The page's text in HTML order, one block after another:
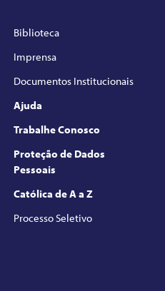
Biblioteca
Imprensa
Documentos Institucionais
Ajuda
Trabalhe Conosco
Proteção de Dados
Pessoais
Católica de A a Z
Processo Seletivo